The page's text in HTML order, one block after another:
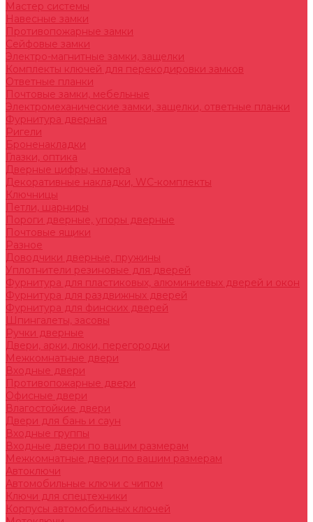
Мастер системы
Навесные замки
Противопожарные замки
Сейфовые замки
Электро-магнитные замки, защелки
Комплекты ключей для перекодировки замков
Ответные планки
Почтовые замки, мебельные
Электромеханические замки, защелки, ответные планки
Фурнитура дверная
Ригели
Броненакладки
Глазки, оптика
Дверные цифры, номера
Декоративные накладки, WC-комплекты
Ключницы
Петли, шарниры
Пороги дверные, упоры дверные
Почтовые ящики
Разное
Доводчики дверные, пружины
Уплотнители резиновые для дверей
Фурнитура для пластиковых, алюминиевых дверей и окон
Фурнитура для раздвижных дверей
Фурнитура для финских дверей
Шпингалеты, засовы
Ручки дверные
Двери, арки, люки, перегородки
Межкомнатные двери
Входные двери
Противопожарные двери
Офисные двери
Влагостойкие двери
Двери для бань и саун
Входные группы
Входные двери по вашим размерам
Межкомнатные двери по вашим размерам
Автоключи
Автомобильные ключи с чипом
Ключи для спецтехники
Корпусы автомобильных ключей